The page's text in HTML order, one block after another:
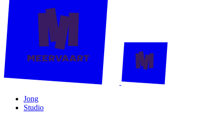
Jong
Studio